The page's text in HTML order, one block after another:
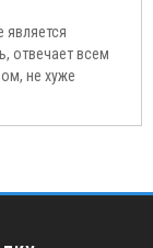
отвечает всем
не хуже